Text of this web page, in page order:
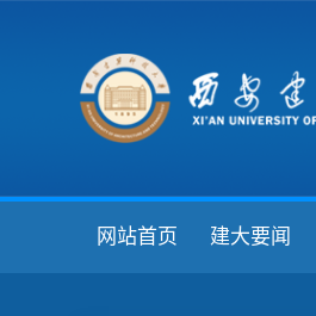
网站首页 建大要闻